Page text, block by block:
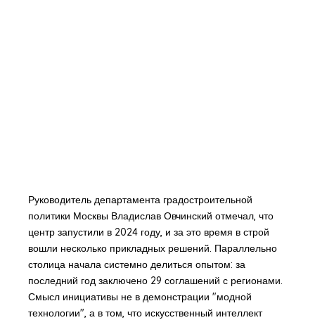
Руководитель департамента градостроительной
политики Москвы Владислав Овчинский отмечал, что
центр запустили в 2024 году, и за это время в строй
вошли несколько прикладных решений. Параллельно
столица начала системно делиться опытом: за
последний год заключено 29 соглашений с регионами.
Смысл инициативы не в демонстрации "модной
технологии", а в том, что искусственный интеллект